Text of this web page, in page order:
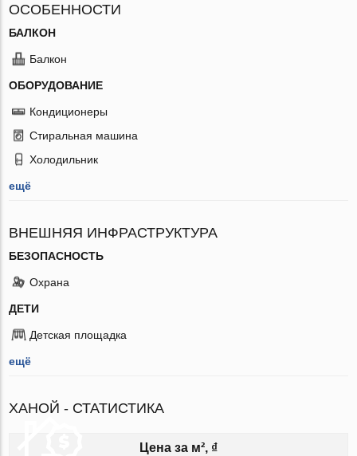
ОСОБЕННОСТИ
БАЛКОН
Балкон
ОБОРУДОВАНИЕ
Кондиционеры
Стиральная машина
Холодильник
ещё
ВНЕШНЯЯ ИНФРАСТРУКТУРА
БЕЗОПАСНОСТЬ
Охрана
ДЕТИ
Детская площадка
ещё
ХАНОЙ - СТАТИСТИКА
Цена за м², ₫